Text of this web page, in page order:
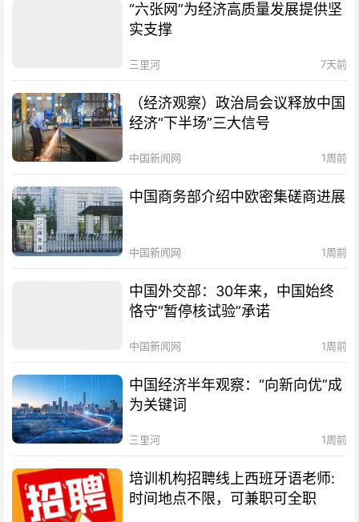
“六张网”为经济高质量发展提供坚
实支撑
三里河 7天前
（经济观察）政治局会议释放中国
经济“下半场”三大信号
中国新闻网 1周前
中国商务部介绍中欧密集磋商进展
中国新闻网 1周前
中国外交部：30年来，中国始终
恪守“暂停核试验”承诺
中国新闻网 1周前
中国经济半年观察：“向新向优”成
为关键词
三里河 1周前
培训机构招聘线上西班牙语老师:
时间地点不限，可兼职可全职